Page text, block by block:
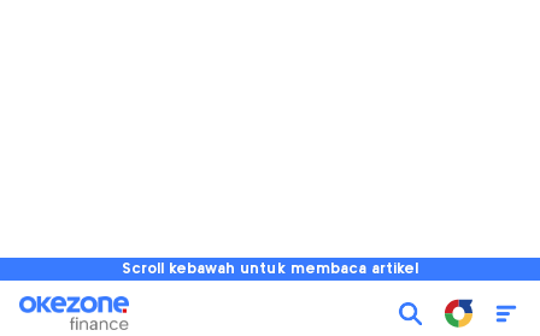
Scroll kebawah untuk membaca artikel